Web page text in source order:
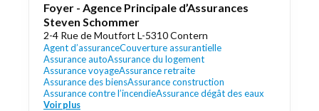
Foyer - Agence Principale d’Assurances
Steven Schommer
2-4 Rue de Moutfort L-5310 Contern
Agent d’assuranceCouverture assurantielle
Assurance autoAssurance du logement
Assurance voyageAssurance retraite
Assurance des biensAssurance construction
Assurance contre l’incendieAssurance dégât des eaux
Voir plus